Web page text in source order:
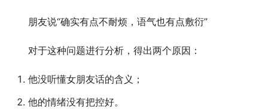
朋友说“确实有点不耐烦，语气也有点敷衍”
对于这种问题进行分析，得出两个原因：
他没听懂女朋友话的含义；
他的情绪没有把控好。